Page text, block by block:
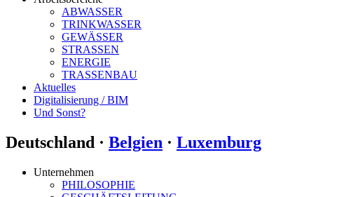
ABWASSER
TRINKWASSER
GEWÄSSER
STRASSEN
ENERGIE
TRASSENBAU
Aktuelles
Digitalisierung / BIM
Und Sonst?
Deutschland · Belgien · Luxemburg
Unternehmen
PHILOSOPHIE